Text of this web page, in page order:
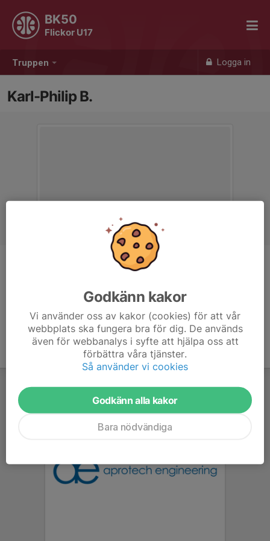
Truppen Logga in
BK50
Flickor U17
Karl-Philip B.
Tränare
Godkänn kakor
Vi använder oss av kakor (cookies) för att vår
webbplats ska fungera bra för dig. De används
även för webbanalys i syfte att hjälpa oss att
förbättra våra tjänster.
Så använder vi cookies
Godkänn alla kakor
Bara nödvändiga